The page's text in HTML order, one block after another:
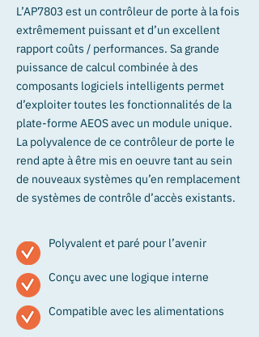
L’AP7803 est un contrôleur de porte à la fois
extrêmement puissant et d’un excellent
rapport coûts / performances. Sa grande
puissance de calcul combinée à des
composants logiciels intelligents permet
d’exploiter toutes les fonctionnalités de la
plate-forme AEOS avec un module unique.
La polyvalence de ce contrôleur de porte le
rend apte à être mis en oeuvre tant au sein
de nouveaux systèmes qu’en remplacement
de systèmes de contrôle d’accès existants.
Polyvalent et paré pour l’avenir
Conçu avec une logique interne
Compatible avec les alimentations